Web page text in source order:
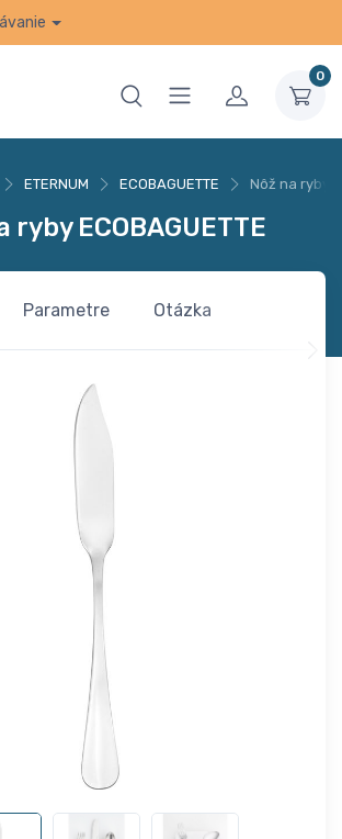
0
ETERNUM ECOBAGUETTE Nôž na ryby
ryby ECOBAGUETTE
Parametre Otázka